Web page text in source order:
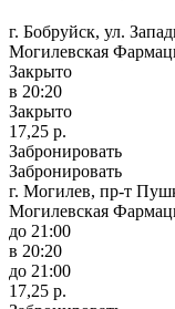
г. Бобруйск, ул.
Могилевская
Закрыто
в 20:20
Закрыто
17,25 р.
Забронировать
Забронировать
г. Могилев, пр-т
Могилевская
до 21:00
в 20:20
до 21:00
17,25 р.